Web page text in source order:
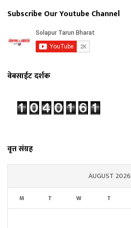
Subscribe Our Youtube Channel
वेबसाईट दर्शक
वृत्त संग्रह
AUGUST 2026
M T W T